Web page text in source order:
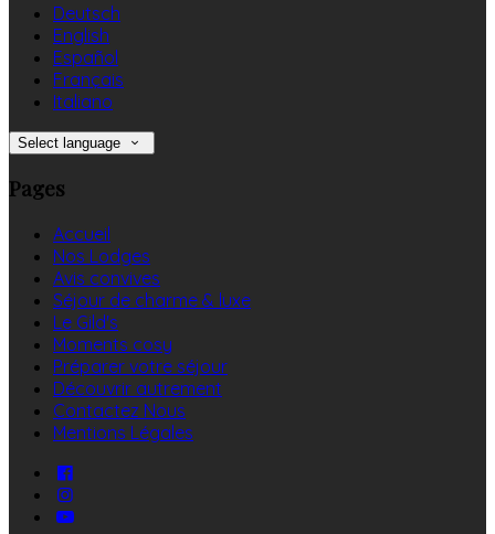
Deutsch
English
Español
Français
Italiano
Select language
Pages
Accueil
Nos Lodges
Avis convives
Séjour de charme & luxe
Le Gild's
Moments cosy
Préparer votre séjour
Découvrir autrement
Contactez Nous
Mentions Légales